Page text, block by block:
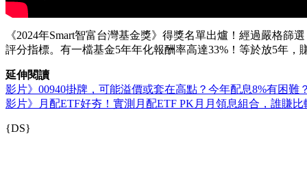
《2024年Smart智富台灣基金獎》得獎名單出爐！經過嚴格
評分指標。有一檔基金5年年化報酬率高達33%！等於放5年，
延伸閱讀
影片》00940掛牌，可能溢價或套在高點？今年配息8%有困難
影片》月配ETF好夯！實測月配ETF PK月月領息組合，誰賺比
{DS}